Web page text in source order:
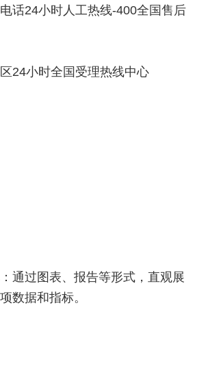
话24小时人工热线-400全国售后
24小时全国受理热线中心
通过图表、报告等形式，直观展
数据和指标。